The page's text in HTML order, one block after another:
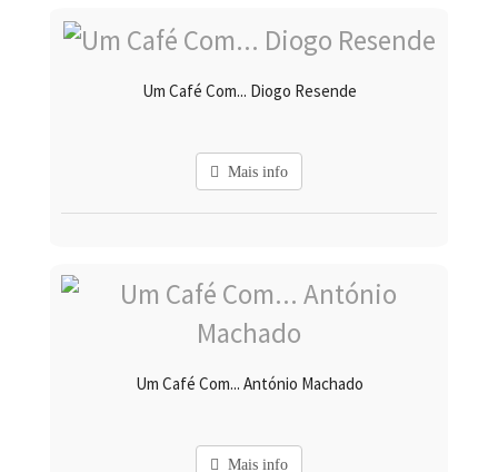
Um Café Com... Diogo Resende
Mais info
Um Café Com... António Machado
Mais info